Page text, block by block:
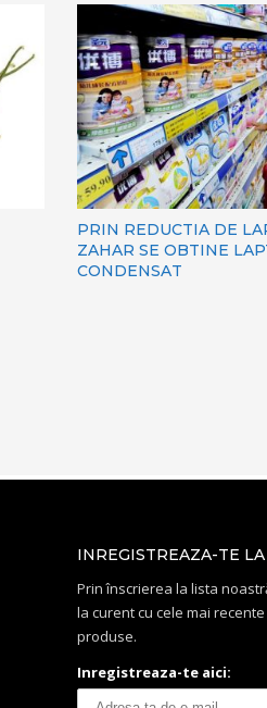
PRIN REDUCTIA DE
ZAHAR SE OBTINE
CONDENSAT
INREGISTREAZA-TE
Prin înscrierea la lista
la curent cu cele mai
produse.
Inregistreaza-te aici: